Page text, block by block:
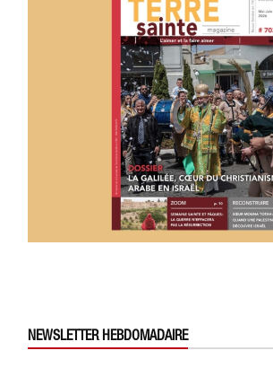
NEWSLETTER HEBDOMADAIRE